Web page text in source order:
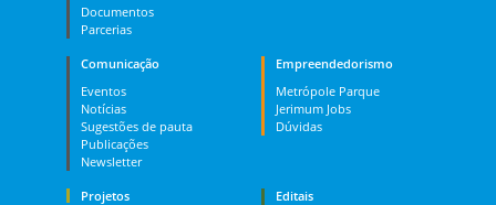
Documentos
Parcerias
Comunicação
Eventos
Notícias
Sugestões de pauta
Publicações
Newsletter
Empreendedorismo
Metrópole Parque
Jerimum Jobs
Dúvidas
Projetos
Editais